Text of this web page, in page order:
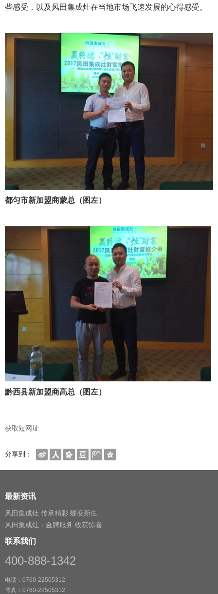
些感受，以及风田集成灶在当地市场飞速发展的心得感受。
都匀市新加盟商蒙总（图左）
最新资讯
风田集成灶 传承精彩 蝶变新生
风田集成灶：金牌服务 收获惊喜
400-888-1342